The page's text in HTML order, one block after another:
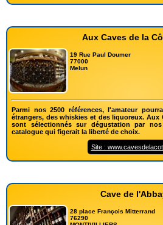
Aux Caves de la
19 Rue Paul Doumer
77000
Melun
Parmi nos 2500 références, l'amateur
étrangers, des whiskies et des liquoreux. Aux
sont sélectionnés sur dégustation par
catalogue qui figerait la liberté de choix.
Site :
Cave de
28 place François Mitterrand
76290